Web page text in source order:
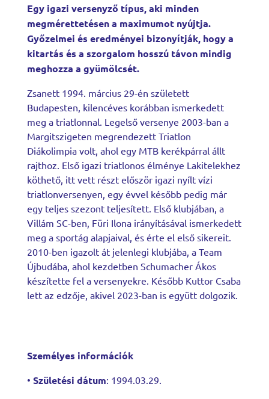
Egy igazi versenyző típus, aki minden
megmérettetésen a maximumot nyújtja.
Győzelmei és eredményei bizonyítják, hogy a
kitartás és a szorgalom hosszú távon mindig
meghozza a gyümölcsét.
Zsanett 1994. március 29-én született
Budapesten, kilencéves korábban ismerkedett
meg a triatlonnal. Legelső versenye 2003-ban a
Margitszigeten megrendezett Triatlon
Diákolimpia volt, ahol egy MTB kerékpárral állt
rajthoz. Első igazi triatlonos élménye Lakitelekhez
köthető, itt vett részt először igazi nyílt vízi
triatlonversenyen, egy évvel később pedig már
egy teljes szezont teljesített. Első klubjában, a
Villám SC-ben, Füri Ilona irányításával ismerkedett
meg a sportág alapjaival, és érte el első sikereit.
2010-ben igazolt át jelenlegi klubjába, a Team
Újbudába, ahol kezdetben Schumacher Ákos
készítette fel a versenyekre. Később Kuttor Csaba
lett az edzője, akivel 2023-ban is együtt dolgozik.
Személyes információk
• Születési dátum: 1994.03.29.